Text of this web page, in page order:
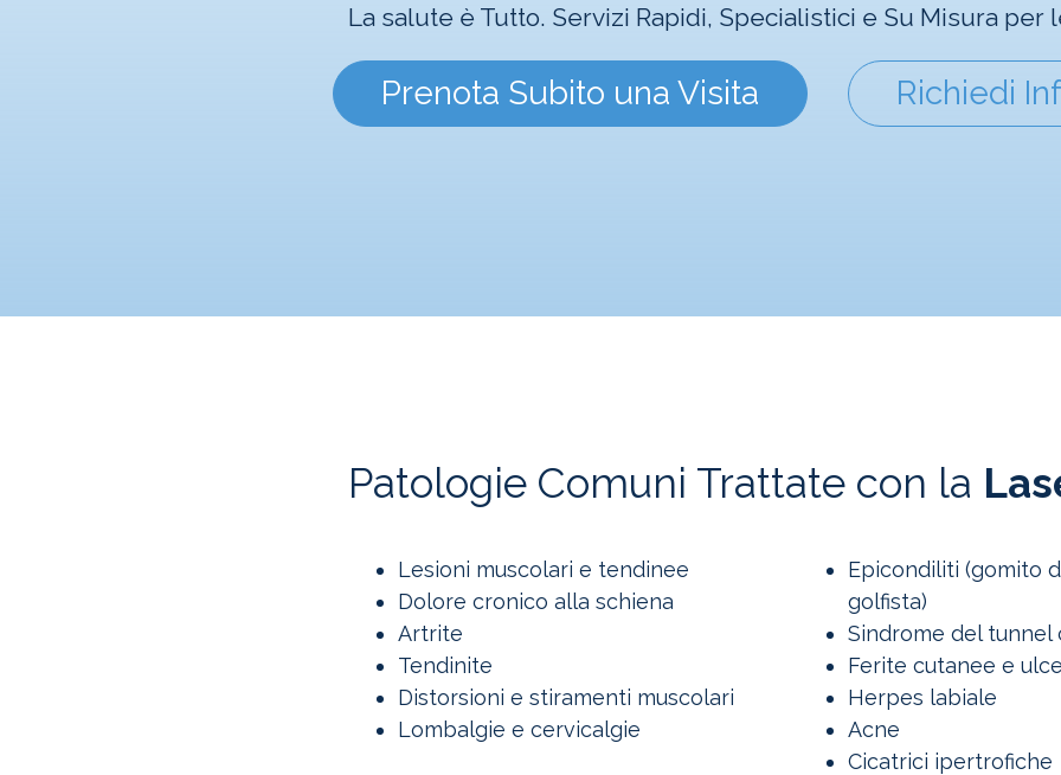
La salute è Tutto. Servizi Rapidi, Specialistici e Su Misura per
Prenota Subito una Visita Richiedi
Patologie Comuni Trattate con la
Lesioni muscolari e tendinee
Dolore cronico alla schiena
Artrite
Tendinite
Distorsioni e stiramenti muscolari
Lombalgie e cervicalgie
Epicondiliti (gomito
golfista)
Sindrome del tunnel
Ferite cutanee e
Herpes labiale
Acne
Cicatrici ipertrofiche